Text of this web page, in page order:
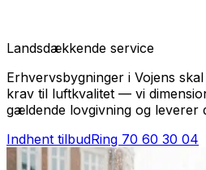
Landsdækkende service
Erhvervsbygninger i Vojens
krav til luftkvalitet — vi
gældende lovgivning og leverer
Indhent tilbudRing 70 60 30 04